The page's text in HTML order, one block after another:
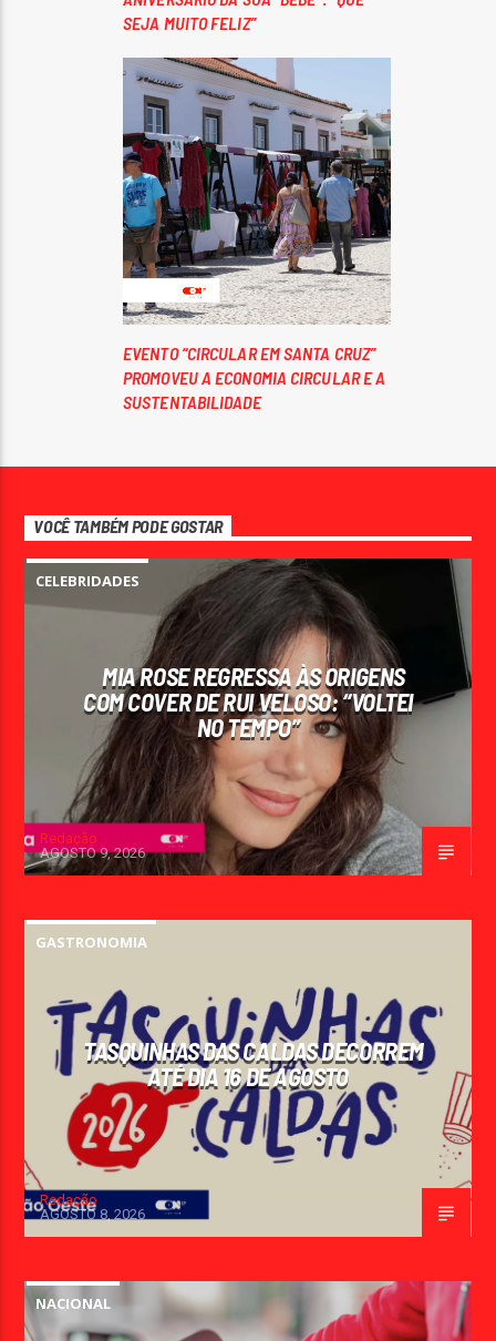
SEJA MUITO FELIZ”
EVENTO “CIRCULAR EM SANTA CRUZ”
PROMOVEU A ECONOMIA CIRCULAR E A
SUSTENTABILIDADE
VOCÊ TAMBÉM PODE GOSTAR
CELEBRIDADES
MIA ROSE REGRESSA ÀS ORIGENS
COM COVER DE RUI VELOSO: “VOLTEI
NO TEMPO”
Redação
AGOSTO 9, 2026
GASTRONOMIA
TASQUINHAS DAS CALDAS DECORREM
ATÉ DIA 16 DE AGOSTO
Redação
AGOSTO 8, 2026
NACIONAL